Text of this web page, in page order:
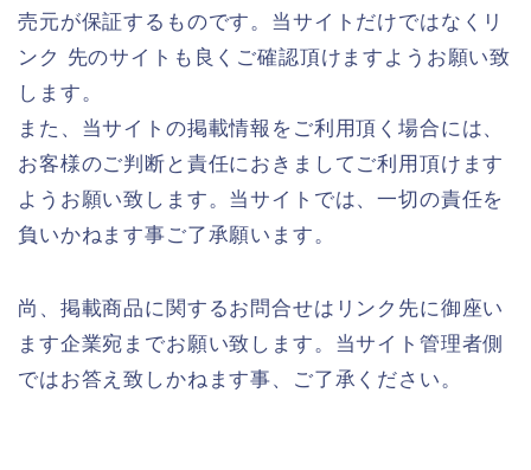
売元が保証するものです。当サイトだけではなくリ
ンク 先のサイトも良くご確認頂けますようお願い致
します。
また、当サイトの掲載情報をご利用頂く場合には、
お客様のご判断と責任におきましてご利用頂けます
ようお願い致します。当サイトでは、一切の責任を
負いかねます事ご了承願います。
尚、掲載商品に関するお問合せはリンク先に御座い
ます企業宛までお願い致します。当サイト管理者側
ではお答え致しかねます事、ご了承ください。